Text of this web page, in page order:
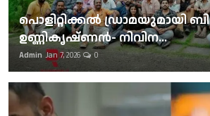
പൊളിറ്റിക്കല്‍ ഡ്രാമയുമായി ബി
ഉണ്ണികൃഷ്ണന്‍- നിവിന...
Admin Jan 7, 2026 0